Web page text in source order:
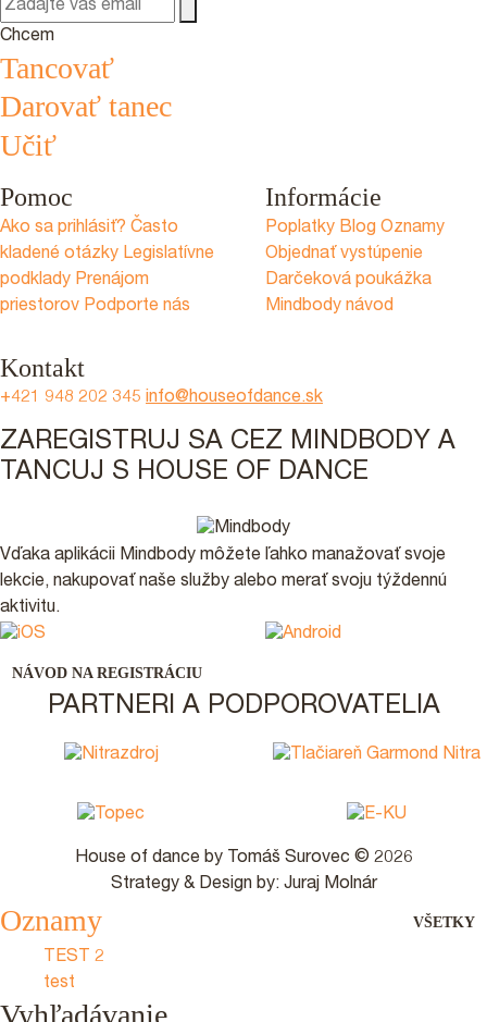
Chcem
Tancovať
Darovať tanec
Učiť
Pomoc
Ako sa prihlásiť? Často
kladené otázky Legislatívne
podklady Prenájom
priestorov Podporte nás
Informácie
Poplatky Blog Oznamy
Objednať vystúpenie
Darčeková poukážka
Mindbody návod
Kontakt
+421 948 202 345 info@houseofdance.sk
ZAREGISTRUJ SA CEZ MINDBODY A
TANCUJ S HOUSE OF DANCE
Vďaka aplikácii Mindbody môžete ľahko manažovať svoje
lekcie, nakupovať naše služby alebo merať svoju týždennú
aktivitu.
NÁVOD NA REGISTRÁCIU
PARTNERI A PODPOROVATELIA
House of dance by Tomáš Surovec © 2026
Strategy & Design by: Juraj Molnár
Oznamy VŠETKY
TEST 2
test
Vyhľadávanie